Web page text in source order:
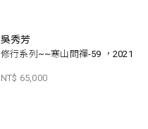
吳秀芳
修行系列~~寒山問禪-59 ，2021
NT$ 65,000